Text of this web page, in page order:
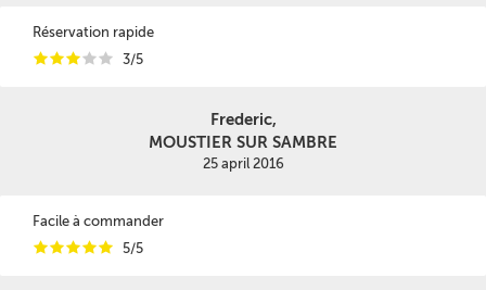
Réservation rapide
iiiii 3/5
Frederic,
MOUSTIER SUR SAMBRE
25 april 2016
Facile à commander
iiiii 5/5